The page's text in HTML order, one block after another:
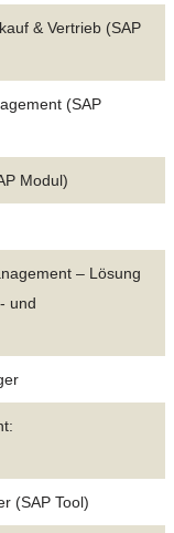
& Vertrieb (SAP
(SAP
Modul)
– Lösung
und
(SAP Tool)